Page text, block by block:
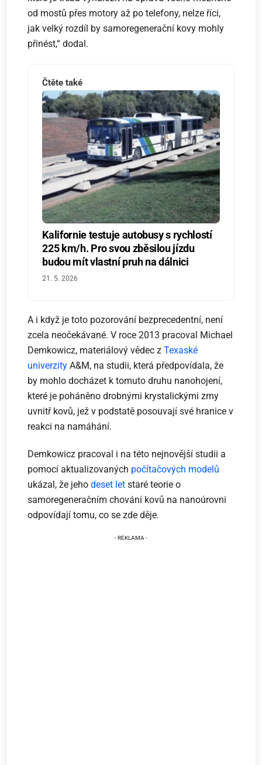
od mostů přes motory až po telefony, nelze říci,
jak velký rozdíl by samoregenerační kovy mohly
přinést,“ dodal.
Čtěte také
Kalifornie testuje autobusy s rychlostí
225 km/h. Pro svou zběsilou jízdu
budou mít vlastní pruh na dálnici
21. 5. 2026
A i když je toto pozorování bezprecedentní, není
zcela neočekávané. V roce 2013 pracoval Michael
Demkowicz, materiálový vědec zTexaské
univerzity A&M, na studii, která předpovídala, že
by mohlo docházet k tomuto druhu nanohojení,
které je poháněno drobnými krystalickými zrny
uvnitř kovů, jež v podstatě posouvají své hranice v
reakci na namáhání.
Demkowicz pracoval i na této nejnovější studii a
pomocí aktualizovaných počítačových modelů
ukázal, že jehodeset let staré teorie o
samoregeneračním chování kovů na nanoúrovni
odpovídají tomu, co se zde děje.